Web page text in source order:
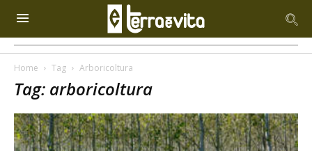
Home Tag Arboricoltura
Tag: arboricoltura